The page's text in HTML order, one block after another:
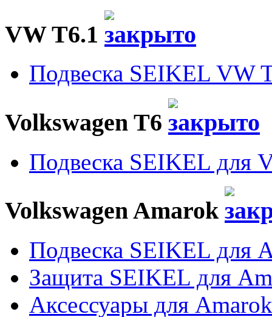
VW T6.1
Подвеска SEIKEL VW
Volkswagen T6
Подвеска SEIKEL для
Volkswagen Amarok
Подвеска SEIKEL для
Защита SEIKEL для
Аксессуары для Amarok